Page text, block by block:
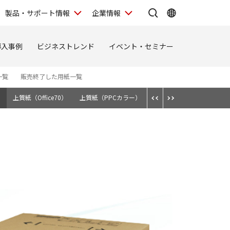
製品・サポート情報 企業情報
事例 ビジネストレンド イベント・セミナー
覧 販売終了した用紙一覧
上質紙（Office70） 上質紙（PPCカラー）